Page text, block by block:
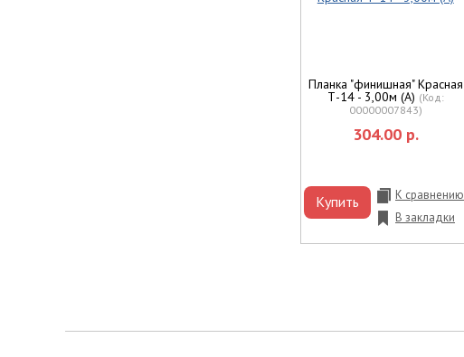
Планка "финишная" Красная
Т-14 - 3,00м (А) (Код:
00000007843)
304.00 р.
Купить
К сравнению
В закладки